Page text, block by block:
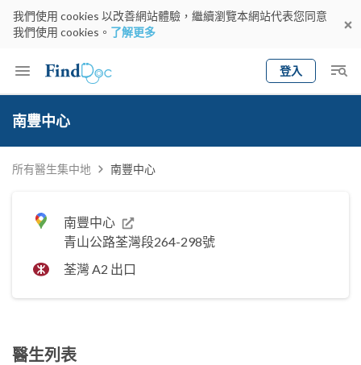
我們使用 cookies 以改善網站體驗，繼續瀏覽本網站代表您同意
我們使用 cookies。 了解更多
登入
Keyword
南豐中心
所有醫生集中地 南豐中心
南豐中心
青山公路荃灣段264-298號
荃灣 A2 出口
醫生列表